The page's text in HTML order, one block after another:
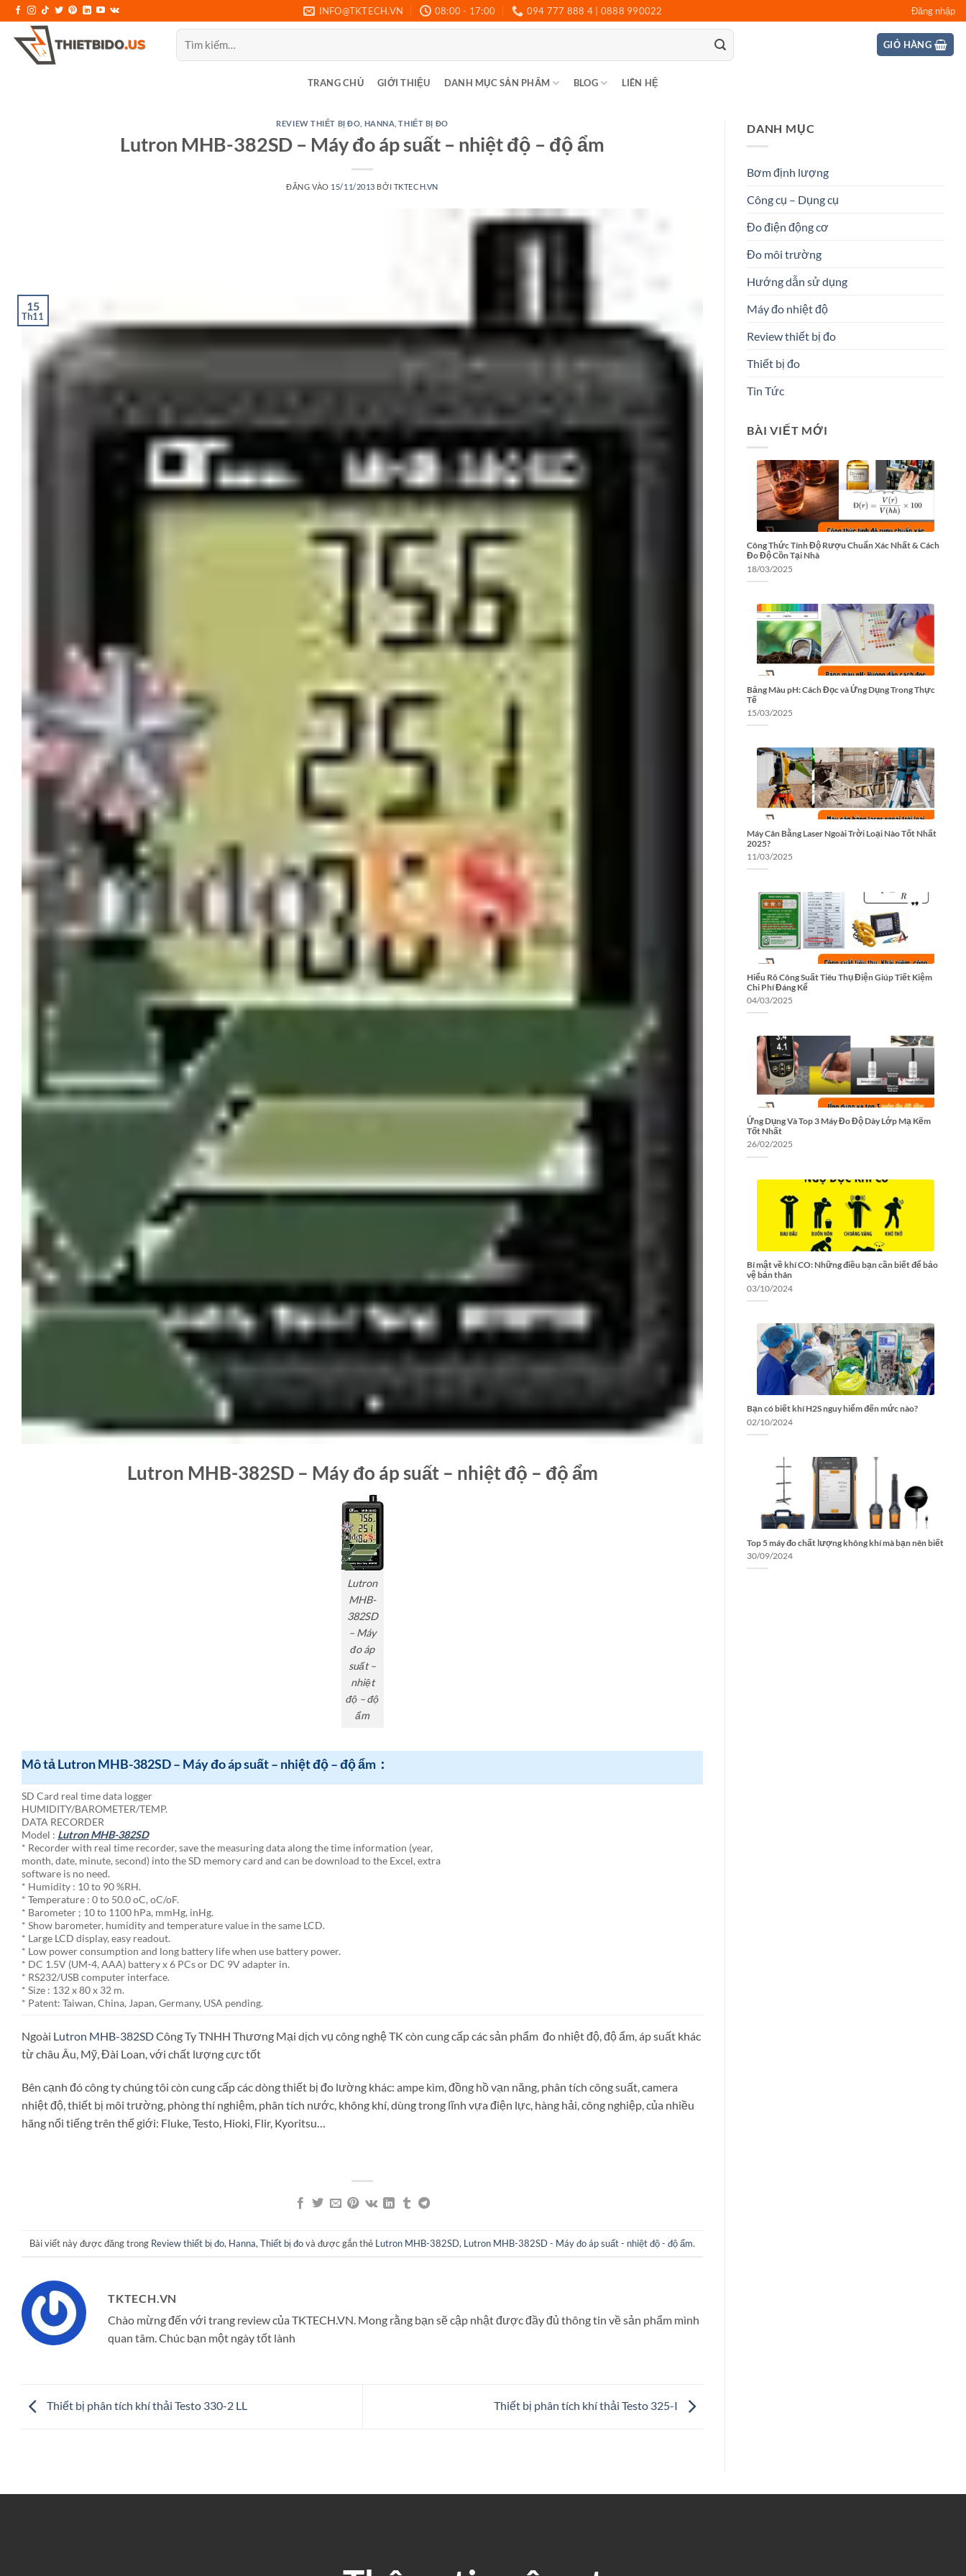
qua
nội
INFO@TKTECH.VN 08:00 - 17:00 094 777 888 4 | 0888 990022 Đăng nhập
Tìm
kiếm:
GIỎ HÀNG
TRANG CHỦ GIỚI THIỆU DANH MỤC SẢN PHẨM BLOG LIÊN HỆ
REVIEW THIẾT BỊ ĐO HANNA ,THIẾT BỊ ĐO
Lutron MHB-382SD – Máy đo áp suất – nhiệt độ – độ ẩm
ĐĂNG VÀO 15/11/2013 BỞI TKTECH.VN
15
Th11
Lutron MHB-382SD – Máy đo áp suất – nhiệt độ – độ ẩm
Lutron
MHB-
382SD
– Máy
đo áp
suất –
nhiệt
độ – độ
ẩm
Mô tả Lutron MHB-382SD – Máy đo áp suất – nhiệt độ – độ ẩm：
SD Card real time data logger
HUMIDITY/BAROMETER/TEMP.
DATA RECORDER
Model : Lutron MHB-382SD
* Recorder with real time recorder, save the measuring data along the time information (year,
month, date, minute, second) into the SD memory card and can be download to the Excel, extra
software is no need.
* Humidity : 10 to 90 %RH.
* Temperature : 0 to 50.0 oC, oC/oF.
* Barometer ; 10 to 1100 hPa, mmHg, inHg.
* Show barometer, humidity and temperature value in the same LCD.
* Large LCD display, easy readout.
* Low power consumption and long battery life when use battery power.
* DC 1.5V (UM-4, AAA) battery x 6 PCs or DC 9V adapter in.
* RS232/USB computer interface.
* Size : 132 x 80 x 32 m.
* Patent: Taiwan, China, Japan, Germany, USA pending.
Ngoài Lutron MHB-382SDCông Ty TNHH Thương Mại dịch vụ công nghệ TK còn cung cấp các sản phẩm đo nhiệt độ, độ ẩm, áp suất khác
từ châu Âu, Mỹ, Đài Loan, với chất lượng cực tốt
Bên cạnh đó công ty chúng tôi còn cung cấp các dòng thiết bị đo lường khác: ampe kìm, đồng hồ vạn năng, phân tích công suất, camera
nhiệt độ, thiết bị môi trường, phòng thí nghiệm, phân tích nước, không khí, dùng trong lĩnh vựa điện lực, hàng hải, công nghiệp, của nhiều
hãng nổi tiếng trên thế giới: Fluke, Testo, Hioki, Flir, Kyoritsu…
Bài viết này được đăng trong Review thiết bị đo, Hanna, Thiết bị đovà được gắn thẻ Lutron MHB-382SD, Lutron MHB-382SD - Máy đo áp suất - nhiệt độ - độ ẩm.
TKTECH.VN
Chào mừng đến với trang review của TKTECH.VN. Mong rằng bạn sẽ cập nhật được đầy đủ thông tin về sản phẩm mình
quan tâm. Chúc bạn một ngày tốt lành
Thiết bị phân tích khí thải Testo 330-2 LL Thiết bị phân tích khí thải Testo 325-I
DANH MỤC
Bơm định lượng
Công cụ – Dụng cụ
Đo điện động cơ
Đo môi trường
Hướng dẫn sử dụng
Máy đo nhiệt độ
Review thiết bị đo
Thiết bị đo
Tin Tức
BÀI VIẾT MỚI
Công Thức Tính Độ Rượu Chuẩn Xác Nhất & Cách
Đo Độ Cồn Tại Nhà
18/03/2025
Bảng Màu pH: Cách Đọc và Ứng Dụng Trong Thực
Tế
15/03/2025
Máy Cân Bằng Laser Ngoài Trời Loại Nào Tốt Nhất
2025?
11/03/2025
Hiểu Rõ Công Suất Tiêu Thụ Điện Giúp Tiết Kiệm
Chi Phí Đáng Kể
04/03/2025
Ứng Dụng Và Top 3 Máy Đo Độ Dày Lớp Mạ Kẽm
Tốt Nhất
26/02/2025
Bí mật về khí CO: Những điều bạn cần biết để bảo
vệ bản thân
03/10/2024
Bạn có biết khí H2S nguy hiểm đến mức nào?
02/10/2024
Top 5 máy đo chất lượng không khí mà bạn nên biết
30/09/2024